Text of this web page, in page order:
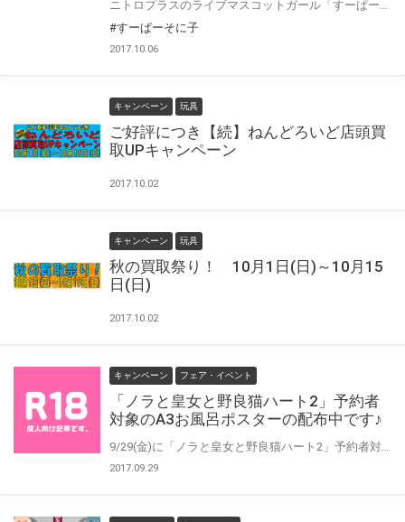
#すーぱーそに子
2017.10.06
キャンペーン 玩具
ご好評につき【続】ねんどろいど店頭買
取UPキャンペーン
2017.10.02
キャンペーン 玩具
秋の買取祭り！ 10月1日(日)～10月15
日(日)
2017.10.02
キャンペーン フェア・イベント
「ノラと皇女と野良猫ハート2」予約者
対象のA3お風呂ポスターの配布中です♪
2017.09.29